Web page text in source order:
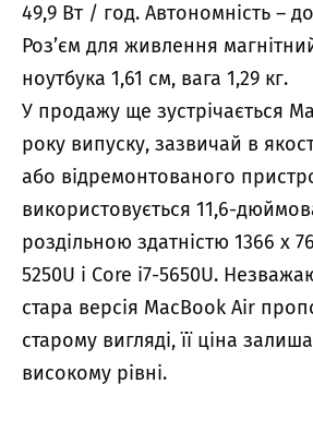
49,9 Вт / год. Автономність –
Роз’єм для живлення
ноутбука 1,61 см, вага 1,29 кг.
У продажу ще зустрічається
року випуску, зазвичай в
або відремонтованого
використовується 11,6-
роздільною здатністю 1366 х
5250U і Core i7-5650U.
стара версія MacBook Air
старому вигляді, її ціна
високому рівні.